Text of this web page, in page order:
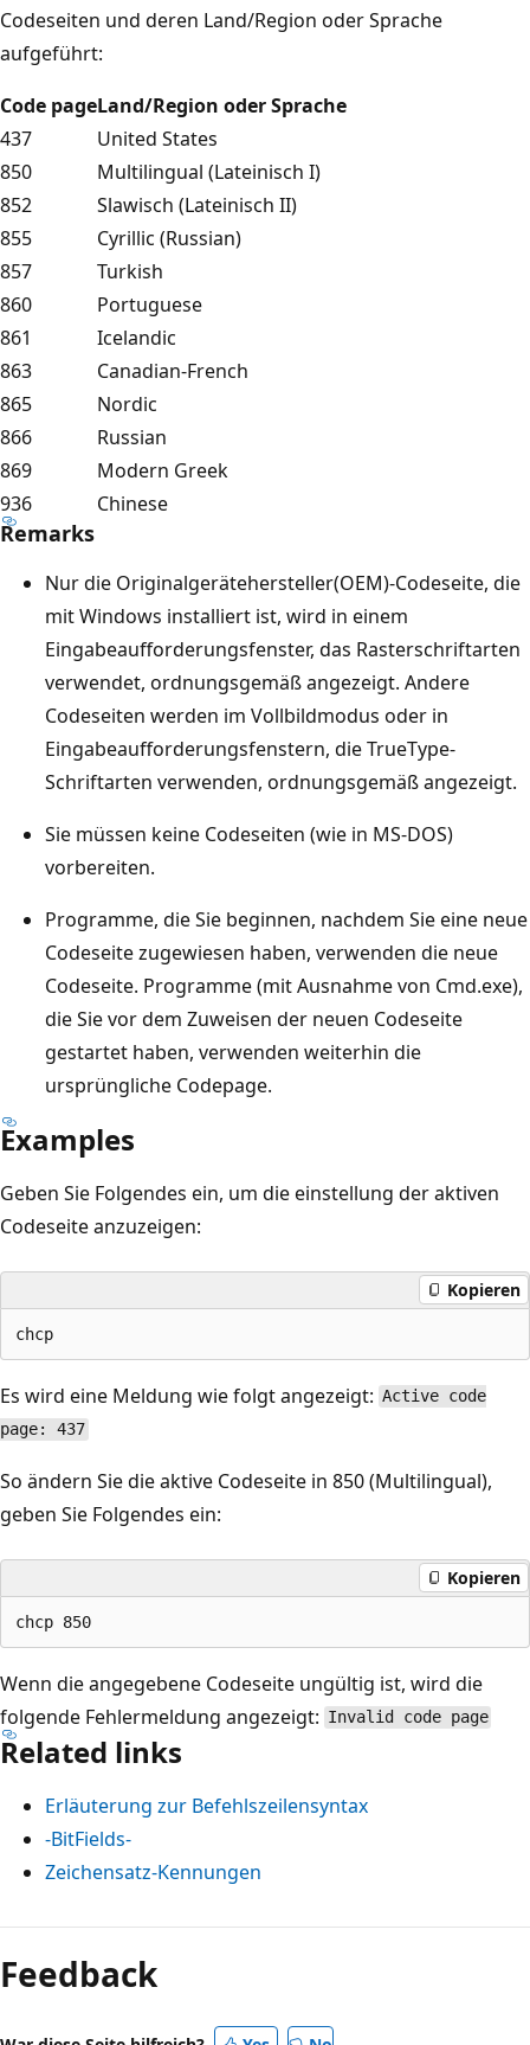
Codeseiten und deren Land/Region oder Sprache
aufgeführt:
Code pageLand/Region oder Sprache
437
United States
850
Multilingual (Lateinisch I)
852
Slawisch (Lateinisch II)
855
Cyrillic (Russian)
857
Turkish
860
Portuguese
861
Icelandic
863
Canadian-French
865
Nordic
866
Russian
869
Modern Greek
936
Chinese
Remarks
Nur die Originalgerätehersteller(OEM)-Codeseite, die
mit Windows installiert ist, wird in einem
Eingabeaufforderungsfenster, das Rasterschriftarten
verwendet, ordnungsgemäß angezeigt. Andere
Codeseiten werden im Vollbildmodus oder in
Eingabeaufforderungsfenstern, die TrueType-
Schriftarten verwenden, ordnungsgemäß angezeigt.
Sie müssen keine Codeseiten (wie in MS-DOS)
vorbereiten.
Programme, die Sie beginnen, nachdem Sie eine neue
Codeseite zugewiesen haben, verwenden die neue
Codeseite. Programme (mit Ausnahme von Cmd.exe),
die Sie vor dem Zuweisen der neuen Codeseite
gestartet haben, verwenden weiterhin die
ursprüngliche Codepage.
Examples
Geben Sie Folgendes ein, um die einstellung der aktiven
Codeseite anzuzeigen:
Kopieren
Es wird eine Meldung wie folgt angezeigt: Active code
page: 437
So ändern Sie die aktive Codeseite in 850 (Multilingual),
geben Sie Folgendes ein:
Kopieren
Wenn die angegebene Codeseite ungültig ist, wird die
folgende Fehlermeldung angezeigt: Invalid code page
Related links
Erläuterung zur Befehlszeilensyntax
-BitFields-
Zeichensatz-Kennungen
Lesemodus
deaktiviert
Feedback